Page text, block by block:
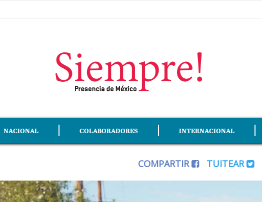
NACIONAL COLABORADORES INTERNACIONAL
COMPARTIR TUITEAR